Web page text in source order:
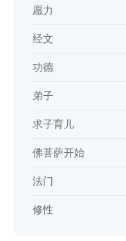
愿力
经文
功德
弟子
求子育儿
佛菩萨开始
法门
修性